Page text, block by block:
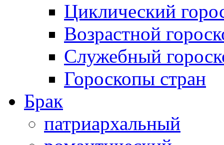
Циклический
Возрастной
Служебный
Гороскопы стран
Брак
патриархальный